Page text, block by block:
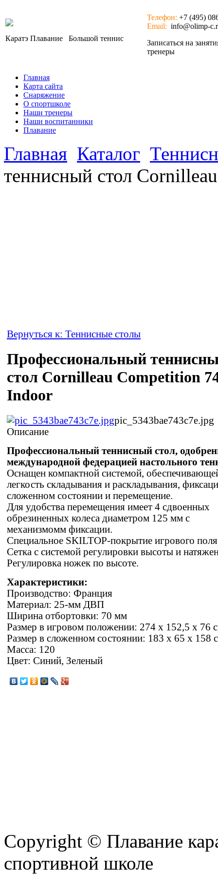
Каратэ Плавание Большой теннис
Телефон: +7 (495)
Email: info@olimp-
Записаться на
тренеры
Главная
Карта сайта
Снаряжение
О спортшколе
Наши тренеры
Наши воспитанники
Плавание
Главная Каталог
теннисный стол
Вернуться к: Теннисные столы
Профессиональный
стол Cornilleau Competition
Indoor
pic_5343bae743c7e.jpg
Описание
Профессиональный теннисный стол,
международной федерацией настольного
Оснащен компактной системой,
легкость складывания и раскладывания,
сложенном состоянии и перемещение.
Для удобства перемещения имеет 4 сдвоенных
обрезиненных колеса диаметром 125 мм с
механизмомм фиксации.
Специальное SKILTOP-покрытие игрового
Сетка с системой регулировки высоты и
Регулировка ножек по высоте.
Характеристики:
Производство: Франция
Материал: 25-мм ДВП
Ширина отбортовки: 70 мм
Размер в игровом положении: 274 х 152,5 х 76
Размер в сложенном состоянии: 183 x 65 x 158
Масса: 120
Цвет: Синий, Зеленый
Copyright © Плавание
спортивной школе